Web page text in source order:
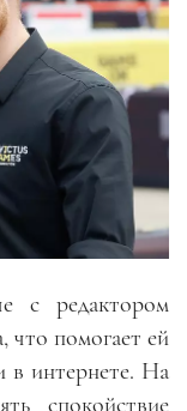
с редактором
что помогает ей
в интернете. На